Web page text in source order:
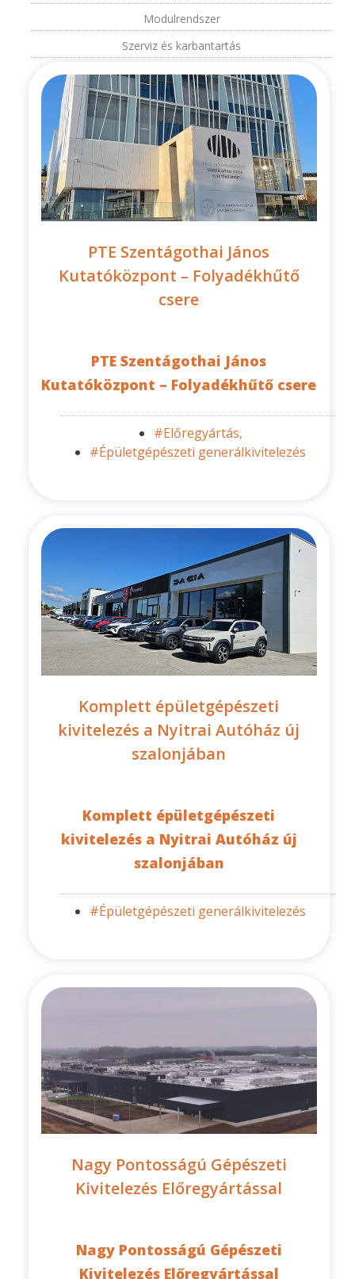
Modulrendszer
Szerviz és karbantartás
PTE Szentágothai János
Kutatóközpont – Folyadékhűtő
csere
PTE Szentágothai János
Kutatóközpont – Folyadékhűtő csere
#Előregyártás,
#Épületgépészeti generálkivitelezés
Komplett épületgépészeti
kivitelezés a Nyitrai Autóház új
szalonjában
Komplett épületgépészeti
kivitelezés a Nyitrai Autóház új
szalonjában
#Épületgépészeti generálkivitelezés
Nagy Pontosságú Gépészeti
Kivitelezés Előregyártással
Nagy Pontosságú Gépészeti
Kivitelezés Előregyártással